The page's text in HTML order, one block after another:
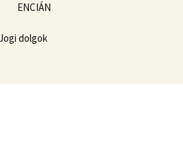
ENCIÁN
dolgok